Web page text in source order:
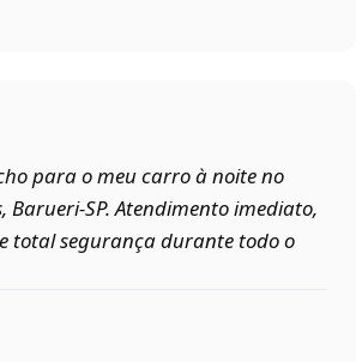
para o meu carro à noite no
Barueri‑SP. Atendimento imediato,
total segurança durante todo o